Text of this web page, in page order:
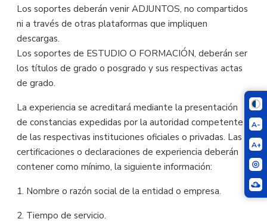
A-
A+
Los soportes deberán venir ADJUNTOS, no compartidos
ni a través de otras plataformas que impliquen
descargas.
Los soportes de ESTUDIO O FORMACIÓN, deberán ser
los títulos de grado o posgrado y sus respectivas actas
de grado.
La experiencia se acreditará mediante la presentación
de constancias expedidas por la autoridad competente
de las respectivas instituciones oficiales o privadas. Las
certificaciones o declaraciones de experiencia deberán
contener como mínimo, la siguiente información:
1. Nombre o razón social de la entidad o empresa.
2. Tiempo de servicio.